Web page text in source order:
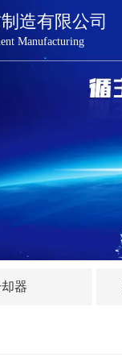
造有限公司
Manufacturing
通交通器材
器